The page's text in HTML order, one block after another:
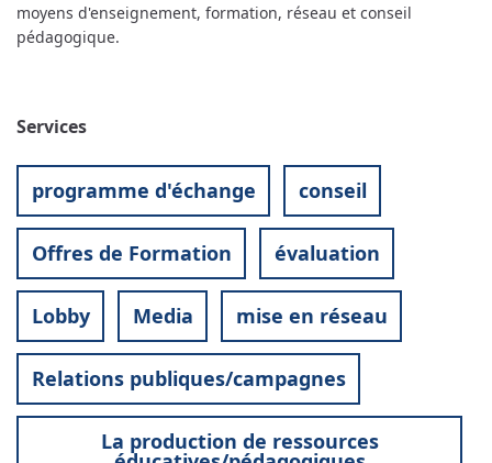
moyens d'enseignement, formation, réseau et conseil
pédagogique.
Services
programme d'échange conseil
Offres de Formation évaluation
Lobby Media mise en réseau
Relations publiques/campagnes
La production de ressources